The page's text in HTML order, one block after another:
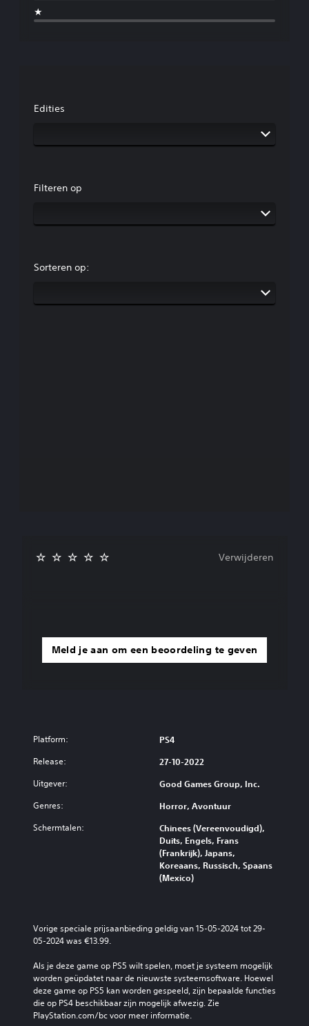
★
Edities
Filteren op
Sorteren op:
Meld je aan om een beoordeling te geven
Verwijderen
Platform: PS4
Release: 27-10-2022
Uitgever: Good Games Group, Inc.
Genres: Horror, Avontuur
Schermtalen:
Chinees (Vereenvoudigd),
Duits, Engels, Frans
(Frankrijk), Japans,
Koreaans, Russisch, Spaans
(Mexico)
Vorige speciale prijsaanbieding geldig van 15-05-2024 tot 29-
05-2024 was €13.99.
Als je deze game op PS5 wilt spelen, moet je systeem mogelijk
worden geüpdatet naar de nieuwste systeemsoftware. Hoewel
deze game op PS5 kan worden gespeeld, zijn bepaalde functies
die op PS4 beschikbaar zijn mogelijk afwezig. Zie
PlayStation.com/bc voor meer informatie.